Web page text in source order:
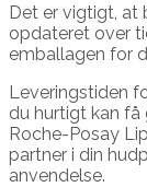
Det er vigtigt, at
opdateret over
emballagen for
Leveringstiden
du hurtigt kan
Roche-Posay
partner i din
anvendelse.